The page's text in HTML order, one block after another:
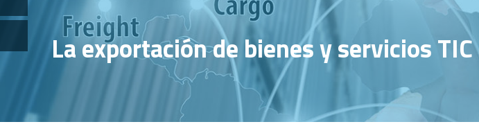
La exportación de bienes y servicios